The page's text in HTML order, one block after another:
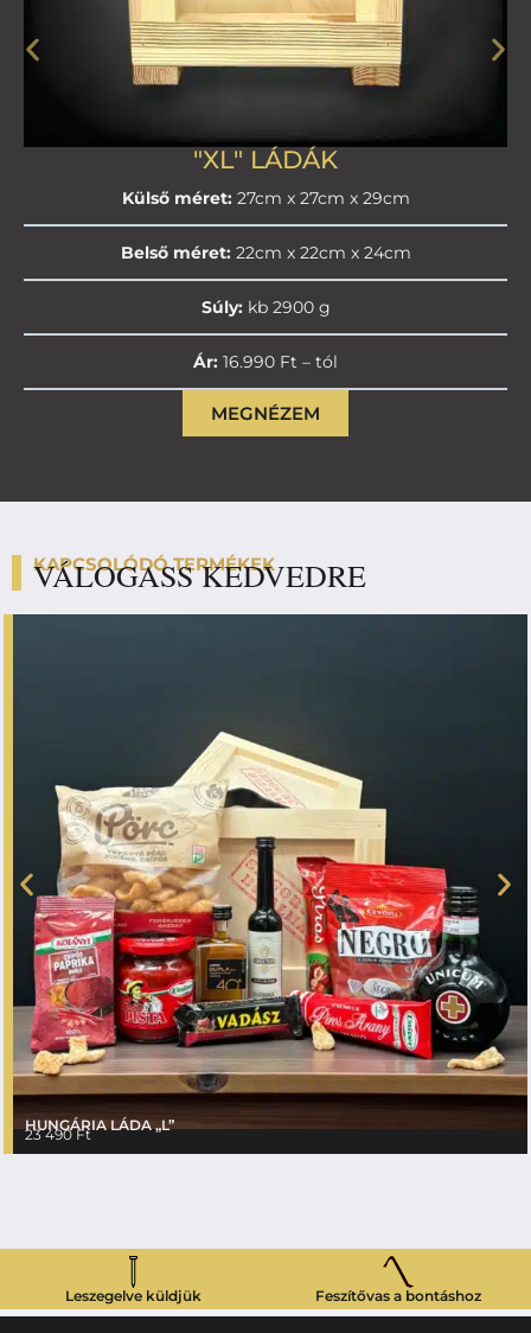
"XL" LÁDÁK
Külső méret:27cm x 27cm x 29cm
Belső méret:22cm x 22cm x 24cm
Súly:kb 2900 g
Ár: 16.990 Ft – tól
MEGNÉZEM
KAPCSOLÓDÓ TERMÉKEK
VÁLOGASS KEDVEDRE
HUNGÁRIA LÁDA „L”
23 490Ft
Leszegelve küldjük Feszítővas a bontáshoz